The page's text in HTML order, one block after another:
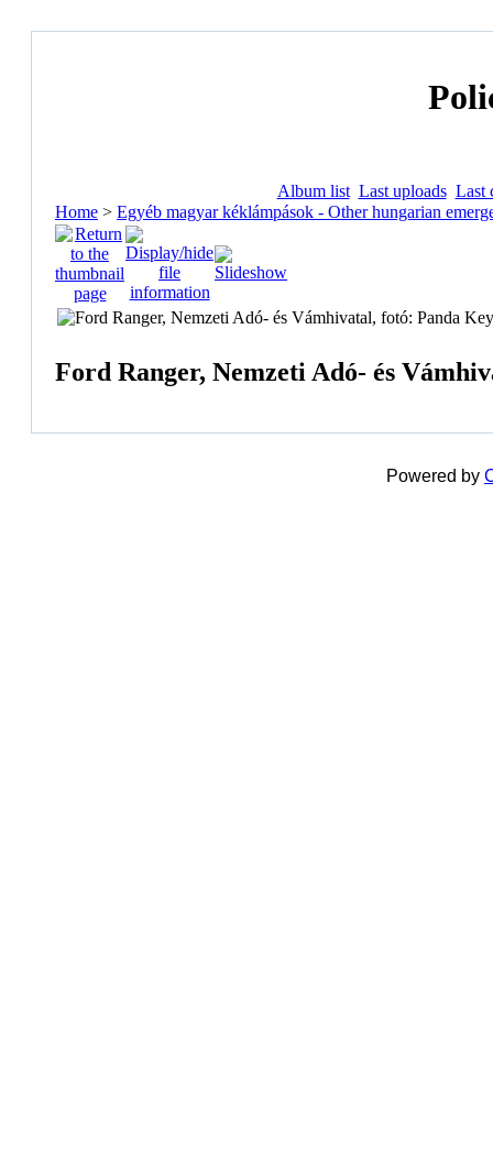
Album list Last uploads Last
Home > Egyéb magyar kéklámpások - Other hungarian
Ford Ranger, Nemzeti Adó- és
Powered by